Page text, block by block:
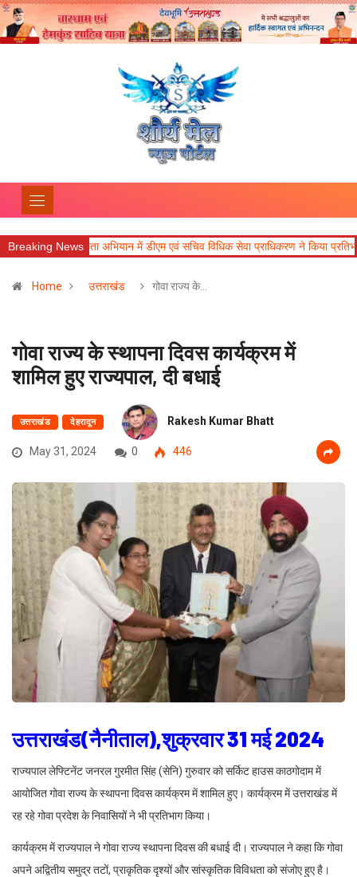
Breaking News
स्वच्छता अभियान में डीएम एवं सचिव विधिक सेवा प्राधिकरण ने किया प्रतिभाग, 100
Home उत्तराखंड गोवा राज्य के…
गोवा राज्य के स्थापना दिवस कार्यक्रम में
शामिल हुए राज्यपाल, दी बधाई
उत्तराखंड देहरादून Rakesh Kumar Bhatt
May 31, 2024 0 446
उत्तराखंड(नैनीताल),शुक्रवार 31 मई 2024
राज्यपाल लेफ्टिनेंट जनरल गुरमीत सिंह (सेनि) गुरुवार को सर्किट हाउस काठगोदाम में
आयोजित गोवा राज्य के स्थापना दिवस कार्यक्रम में शामिल हुए। कार्यक्रम में उत्तराखंड में
रह रहे गोवा प्रदेश के निवासियों ने भी प्रतिभाग किया।
कार्यक्रम में राज्यपाल ने गोवा राज्य स्थापना दिवस की बधाई दी। राज्यपाल ने कहा कि गोवा
अपने अद्वितीय समुद्र तटों, प्राकृतिक दृश्यों और सांस्कृतिक विविधता को संजोए हुए है।